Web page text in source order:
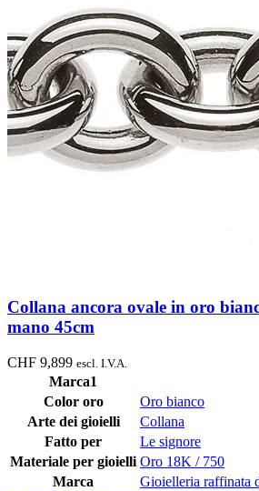
Collana ancora ovale in oro
mano 45cm
CHF 9,899 escl. I.V.A.
Marca1
Color oro
Oro bianco
Arte dei gioielli
Collana
Fatto per
Le signore
Materiale per gioielli Oro 18K / 750
Marca
Gioielleria raffinata